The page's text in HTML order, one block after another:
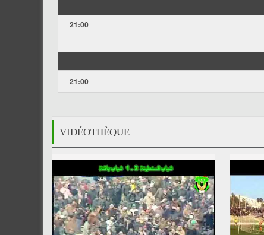
21:00
21:00
VIDÉOTHÈQUE